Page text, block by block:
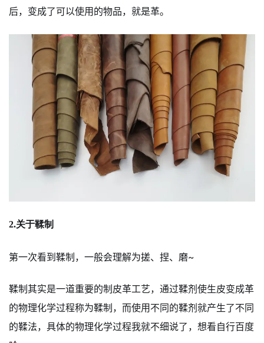
后，变成了可以使用的物品，就是革。
2.关于鞣制
第一次看到鞣制，一般会理解为搓、捏、磨~
鞣制其实是一道重要的制皮革工艺，通过鞣剂使生皮变成革
的物理化学过程称为鞣制，而使用不同的鞣剂就产生了不同
的鞣法，具体的物理化学过程我就不细说了，想看自行百度